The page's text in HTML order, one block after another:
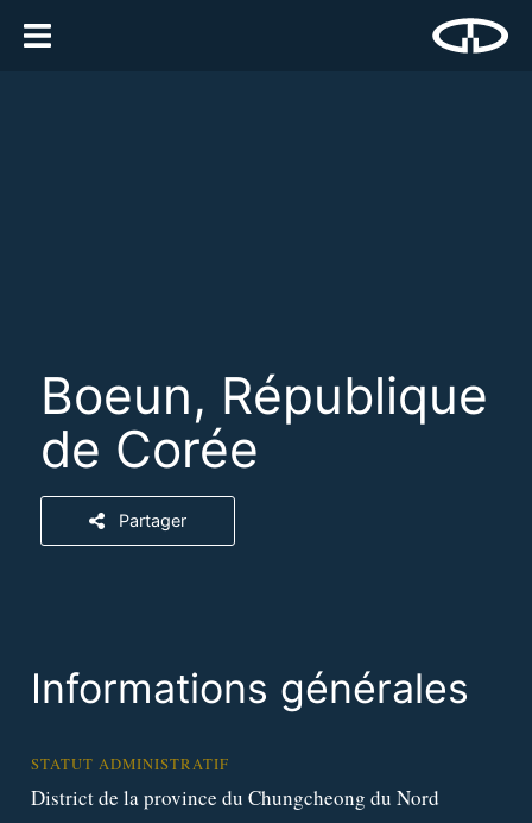
Boeun, République
de Corée
Partager
Informations générales
STATUT ADMINISTRATIF
District de la province du Chungcheong du Nord